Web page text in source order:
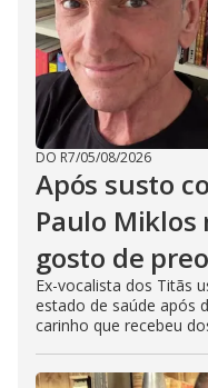
DO R7/05/08/2026
Após susto
Paulo Miklos
gosto de
Ex-vocalista dos Titãs
estado de saúde após
carinho que recebeu